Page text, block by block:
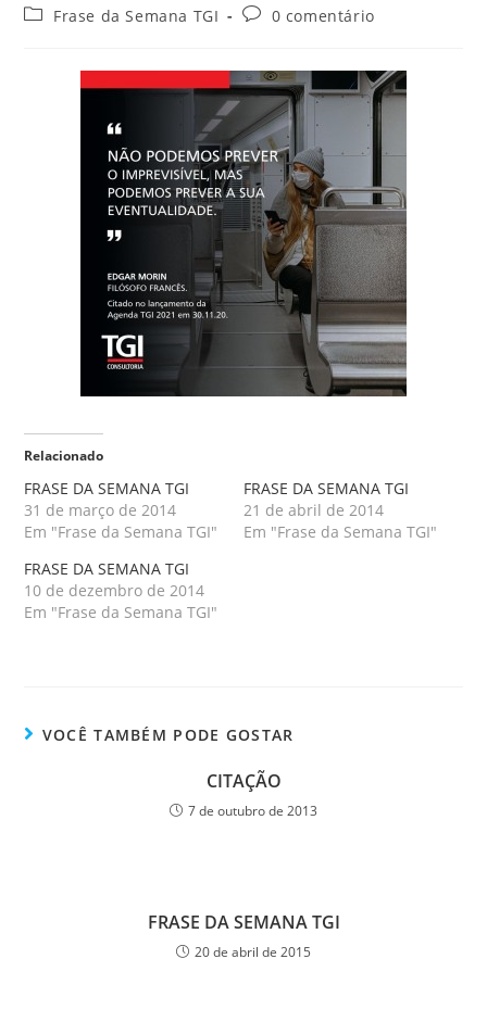
Frase da Semana TGI
0 comentário
Relacionado
FRASE DA SEMANA TGI
31 de março de 2014
Em "Frase da Semana TGI"
FRASE DA SEMANA TGI
21 de abril de 2014
Em "Frase da Semana TGI"
FRASE DA SEMANA TGI
10 de dezembro de 2014
Em "Frase da Semana TGI"
VOCÊ TAMBÉM PODE GOSTAR
CITAÇÃO
7 de outubro de 2013
FRASE DA SEMANA TGI
20 de abril de 2015